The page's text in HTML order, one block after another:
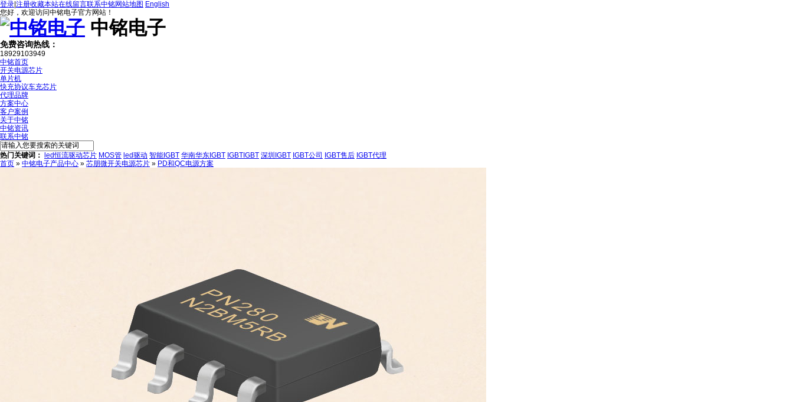
登录 注册收藏本站在线留言联系中铭 网站地图 English
您好，欢迎访问中铭电子官方网站！
中铭电子
免费咨询热线：
18929103949
中铭首页
开关电源芯片
单片机
快充协议车充芯片
代理品牌
方案中心
客户案例
关于中铭
中铭资讯
联系中铭
热门关键词： led恒流驱动芯片 MOS管 led驱动 智能IGBT 华南华东IGBT IGBTIGBT 深圳IGBT IGBT公司 IGBT售后 IGBT代理
首页 » 中铭电子产品中心 » 芯朋微开关电源芯片 » PD和QC电源方案